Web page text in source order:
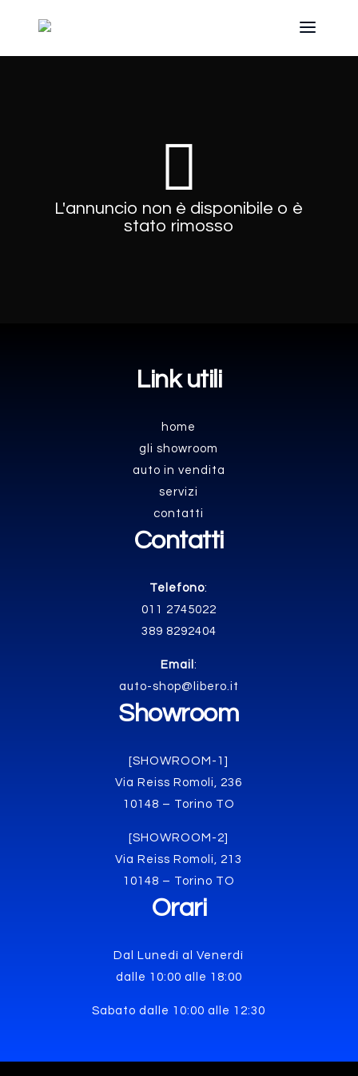
L'annuncio non è disponibile o è
stato rimosso
Link utili
home
gli showroom
auto in vendita
servizi
contatti
Contatti
Telefono:
011 2745022
389 8292404
Email :
auto-shop@libero.it
Showroom
[SHOWROOM-1]
Via Reiss Romoli, 236
10148 – Torino TO
[SHOWROOM-2]
Via Reiss Romoli, 213
10148 – Torino TO
Orari
Dal Lunedì al Venerdì
dalle 10:00 alle 18:00
Sabato dalle 10:00 alle 12:30